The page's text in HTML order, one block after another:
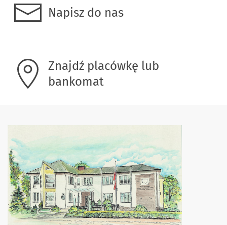
Napisz do nas
Znajdź placówkę lub
bankomat